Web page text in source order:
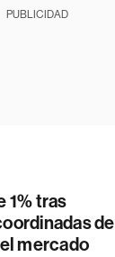
PUBLICIDAD
1% tras
de
mercado